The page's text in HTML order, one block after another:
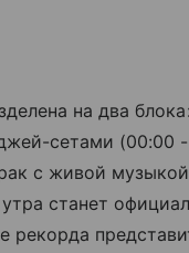
на два
сетами (00:00
с живой
станет
рекорда